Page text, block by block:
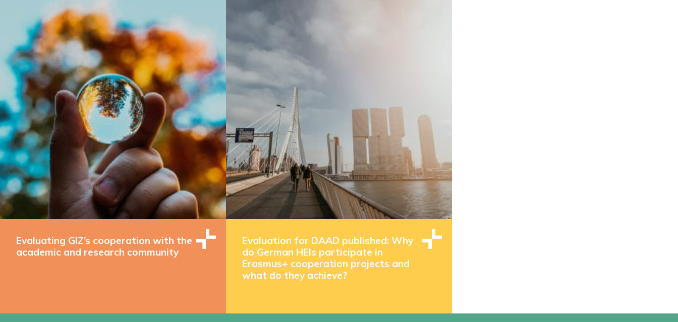
Evaluating GIZ’s cooperation with the
academic and research community
Evaluation for DAAD published: Why
do German HEIs participate in
Erasmus+ cooperation projects and
what do they achieve?